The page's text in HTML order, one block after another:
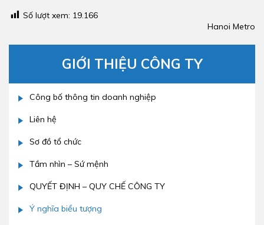
Số lượt xem: 19.166
Hanoi Metro
GIỚI THIỆU CÔNG TY
Công bố thông tin doanh nghiệp
Liên hệ
Sơ đồ tổ chức
Tầm nhìn – Sứ mệnh
QUYẾT ĐỊNH – QUY CHẾ CÔNG TY
Ý nghĩa biểu tượng